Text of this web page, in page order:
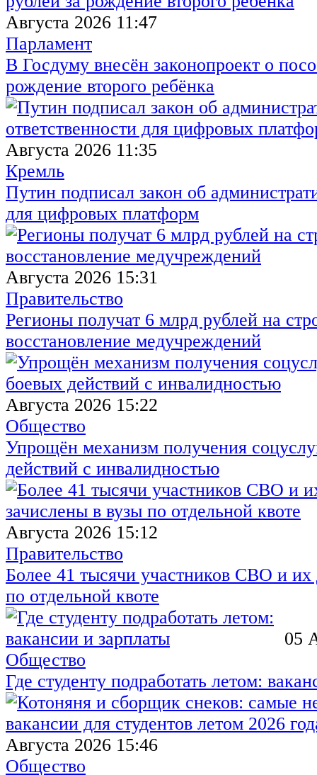
Августа 2026 11:47
Парламент
В Госдуму внесён законопроект о
рождение второго ребёнка
Августа 2026 11:35
Кремль
Путин подписал закон об
для цифровых платформ
Августа 2026 15:31
Правительство
Регионы получат 6 млрд рублей на
восстановление медучреждений
Августа 2026 15:22
Общество
Упрощён механизм получения
действий с инвалидностью
Августа 2026 15:12
Правительство
Более 41 тысячи участников СВО и их
по отдельной квоте
05
Общество
Где студенту подработать летом:
Августа 2026 15:46
Общество